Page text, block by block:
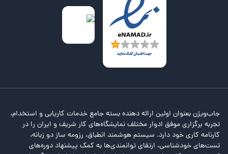
درحالی‌که بازار کار ایران با چالش‌های مختلفی مواجه است، بانک
قرض‌الحسنه مهر ایران به‌عنوان یکی از بانک‌های معتبر و موفق کشور،
فرصت‌های شغلی جذاب و قابل‌توجهی را برای کارجویان فراهم می‌کند.
بانک قرض‌الحسنه مهر ایران با توجه به استراتژی‌های خود، همواره به دنبال
جذب نیروهای متخصص و متعهد در حوزه بانکداری است. جهت استخدام
در بانک قرض‌الحسنه مهر ایران، داوطلبان باید شرایط مشخصی را داشته
مهارت‌های موردنیاز برای شغل موردنظر است. برای کسب اطلاعات دقیق‌تر
درباره شرایط استخدام بانک قرض الحسنه مهر ایران، داوطلبان می‌توانند به
سایت رسمی بانک قرض‌الحسنه مهر ایران و دفترچه استخدامی بانک مراجعه
نمایند.
جاب‌ویژن بعنوان اولین ارائه دهنده بسته جامع خدمات کاریابی و استخدام،
تجربه برگزاری موفق ادوار مختلف نمایشگاه‌های کار شریف و ایران را در
کارنامه کاری خود دارد. سیستم هوشمند انطباق، رزومه ساز دو زبانه،
تست‌های خودشناسی، ارتقای توانمندی‌ها به کمک پیشنهاد دوره‌های